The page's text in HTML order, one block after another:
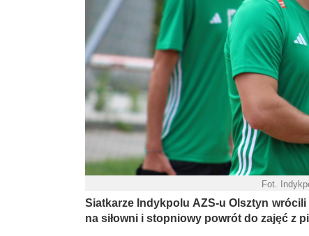
Fot.
Siatkarze Indykpolu AZS-u Olsztyn
na siłowni i stopniowy powrót do zajęć z